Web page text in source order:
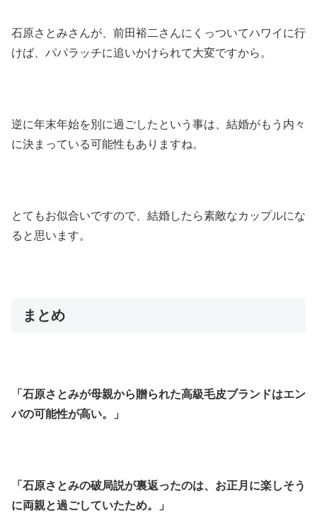
石原さとみさんが、前田裕二さんにくっついてハワイに行
けば、パパラッチに追いかけられて大変ですから。
逆に年末年始を別に過ごしたという事は、結婚がもう内々
に決まっている可能性もありますね。
とてもお似合いですので、結婚したら素敵なカップルにな
ると思います。
まとめ
「石原さとみが母親から贈られた高級毛皮ブランドはエン
バの可能性が高い。」
「石原さとみの破局説が裏返ったのは、お正月に楽しそう
に両親と過ごしていたため。」